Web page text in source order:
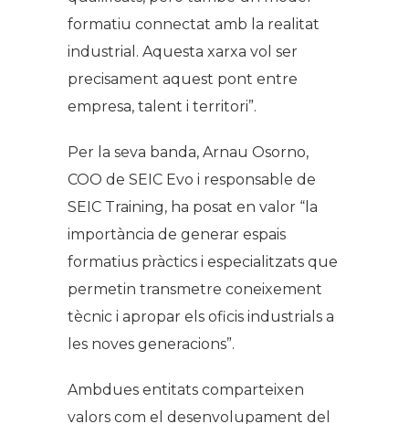
formatiu connectat amb la realitat
industrial. Aquesta xarxa vol ser
precisament aquest pont entre
empresa, talent i territori”.
Per la seva banda, Arnau Osorno,
COO de SEIC Evo i responsable de
SEIC Training, ha posat en valor “la
importància de generar espais
formatius pràctics i especialitzats que
permetin transmetre coneixement
tècnic i apropar els oficis industrials a
les noves generacions”.
Ambdues entitats comparteixen
valors com el desenvolupament del